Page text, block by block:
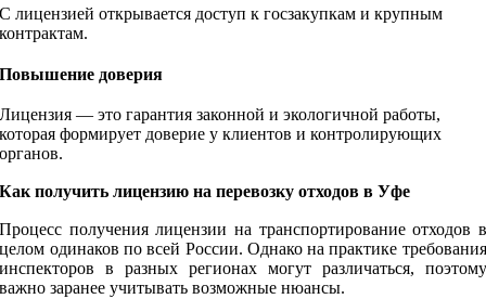
С лицензией открывается доступ к госзакупкам и крупным
контрактам.
Повышение доверия
Лицензия — это гарантия законной и экологичной работы,
которая формирует доверие у клиентов и контролирующих
органов.
Как получить лицензию на перевозку отходов в Уфе
Процесс получения лицензии на транспортирование отходов в
целом одинаков по всей России. Однако на практике требования
инспекторов в разных регионах могут различаться, поэтому
важно заранее учитывать возможные нюансы.